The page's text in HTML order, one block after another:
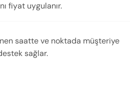
fiyat uygulanır.
saatte ve noktada müşteriye
sağlar.